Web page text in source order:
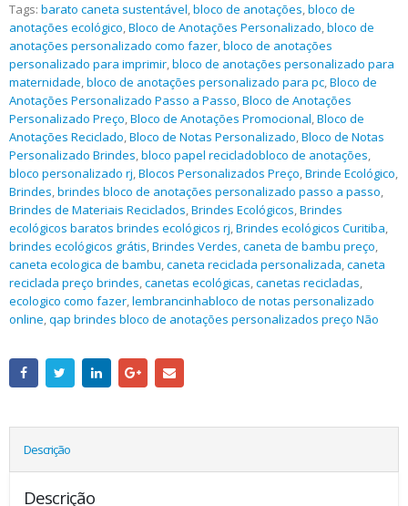
Tags: barato caneta sustentável,bloco de anotações,bloco de
anotações ecológico,Bloco de Anotações Personalizado,bloco de
anotações personalizado como fazer,bloco de anotações
personalizado para imprimir,bloco de anotações personalizado para
maternidade,bloco de anotações personalizado para pc,Bloco de
Anotações Personalizado Passo a Passo,Bloco de Anotações
Personalizado Preço,Bloco de Anotações Promocional,Bloco de
Anotações Reciclado,Bloco de Notas Personalizado,Bloco de Notas
Personalizado Brindes,bloco papel recicladobloco de anotações,
bloco personalizado rj,Blocos Personalizados Preço,Brinde Ecológico,
Brindes,brindes bloco de anotações personalizado passo a passo,
Brindes de Materiais Reciclados,Brindes Ecológicos,Brindes
ecológicos baratos brindes ecológicos rj,Brindes ecológicos Curitiba,
brindes ecológicos grátis,Brindes Verdes,caneta de bambu preço,
caneta ecologica de bambu,caneta reciclada personalizada,caneta
reciclada preço brindes,canetas ecológicas,canetas recicladas,
ecologico como fazer,lembrancinhabloco de notas personalizado
online,qap brindes bloco de anotações personalizados preço Não
Descrição
Descrição